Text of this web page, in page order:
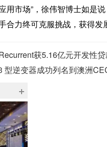
用市场”，徐伟智博士如是
合力终可克服挑战，获得发
获5.16亿元开发性
型逆变器成功列名到澳洲